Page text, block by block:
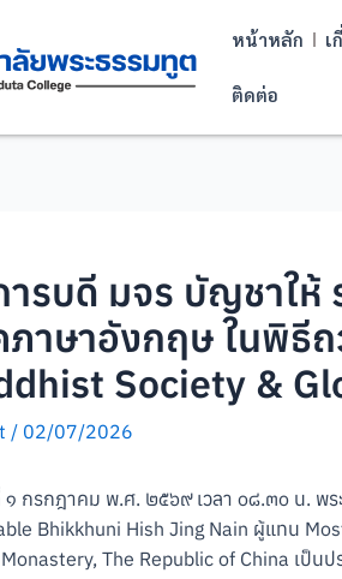
หน้าหลัก เ
ติดต่อ
รบดี มจร บัญชาให้
ภาษาอังกฤษ ในพิธี
Society &
/ 02/07/2026
กรกฎาคม พ.ศ. ๒๕๖๙ เวลา ๐๘.๓๐ น. พ
Bhikkhuni Hish Jing Nain ผู้แทน
The Republic of China เป็น